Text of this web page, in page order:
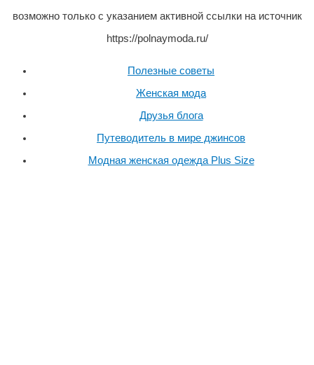
возможно только с указанием активной ссылки на источник
https://polnaymoda.ru/
Полезные советы
Женская мода
Друзья блога
Путеводитель в мире джинсов
Модная женская одежда Plus Size